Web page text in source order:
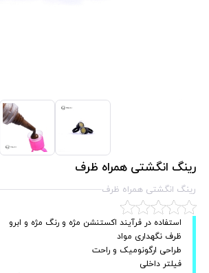
رینگ انگشتی همراه ظرف
رینگ انگشتی همراه ظرف
استفاده در فرآیند اکستنشن مژه و رنگ مژه و ابرو
ظرف نگهداری مواد
طراحی ارگونومیک و راحت
فیلتر داخلی